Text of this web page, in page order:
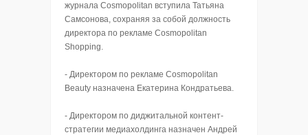
журнала Cosmopolitan вступила Татьяна
Самсонова, сохраняя за собой должность
директора по рекламе Cosmopolitan
Shopping.
- Директором по рекламе Cosmopolitan
Beauty назначена Екатерина Кондратьева.
- Директором по диджитальной контент-
стратегии медиахолдинга назначен Андрей